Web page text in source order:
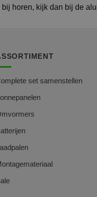
horen, kijk dan bij de
set samenstellen